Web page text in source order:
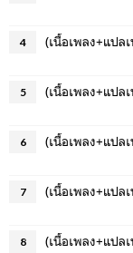
4 (เนื้อเพลง+แปลเ
5 (เนื้อเพลง+แปลเ
6
7
8